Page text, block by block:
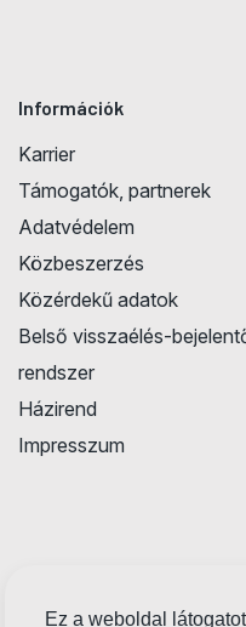
Ez a weboldal
Információk
Karrier
Támogatók, partnerek
Adatvédelem
Közbeszerzés
Közérdekű adatok
Belső visszaélés-
rendszer
Házirend
Impresszum